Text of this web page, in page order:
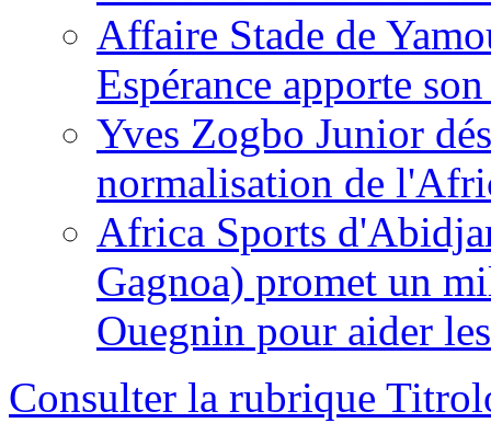
Affaire Stade de
Espérance apporte
Yves Zogbo Junior
normalisation de
Africa Sports
Gagnoa) promet un
Ouegnin pour aider
Consulter la rubrique